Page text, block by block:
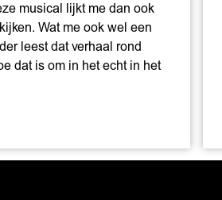
musical lijkt me dan ook
Wat me ook wel een
leest dat verhaal rond
dat is om in het echt in het